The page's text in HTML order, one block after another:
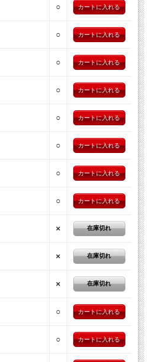
○
○
○
○
○
○
○
○
× 在庫切れ
× 在庫切れ
× 在庫切れ
○
○